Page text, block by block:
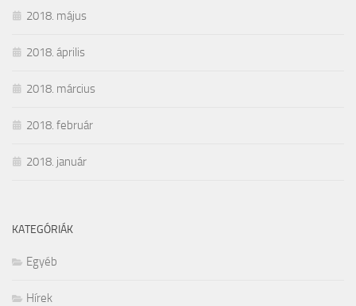
2018. május
2018. április
2018. március
2018. február
2018. január
KATEGÓRIÁK
Egyéb
Hírek